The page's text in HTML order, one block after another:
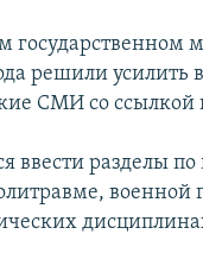
государственном
решили усилить
СМИ со ссылкой
ввести разделы
военной